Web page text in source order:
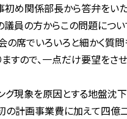
関係部長から答弁をいた
員の方からこの問題につ
の席でいろいろと細かく質
すので、一点だけ要望をさ
現象を原因とする地盤沈
の計画事業費に加えて四